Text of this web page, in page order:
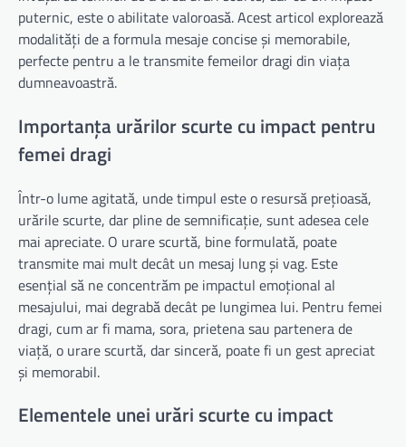
puternic, este o abilitate valoroasă. Acest articol explorează
modalități de a formula mesaje concise și memorabile,
perfecte pentru a le transmite femeilor dragi din viața
dumneavoastră.
Importanța urărilor scurte cu impact pentru
femei dragi
Într-o lume agitată, unde timpul este o resursă prețioasă,
urările scurte, dar pline de semnificație, sunt adesea cele
mai apreciate. O urare scurtă, bine formulată, poate
transmite mai mult decât un mesaj lung și vag. Este
esențial să ne concentrăm pe impactul emoțional al
mesajului, mai degrabă decât pe lungimea lui. Pentru femei
dragi, cum ar fi mama, sora, prietena sau partenera de
viață, o urare scurtă, dar sinceră, poate fi un gest apreciat
și memorabil.
Elementele unei urări scurte cu impact